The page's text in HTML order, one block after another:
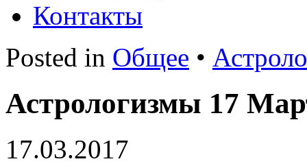
Контакты
Posted in Общее •
Астрологизмы 17
17.03.2017